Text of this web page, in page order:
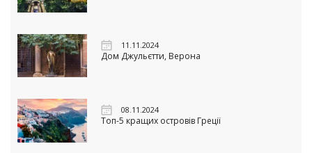
11.11.2024
Дом Джульєтти, Верона
08.11.2024
Топ-5 кращих островів Греції